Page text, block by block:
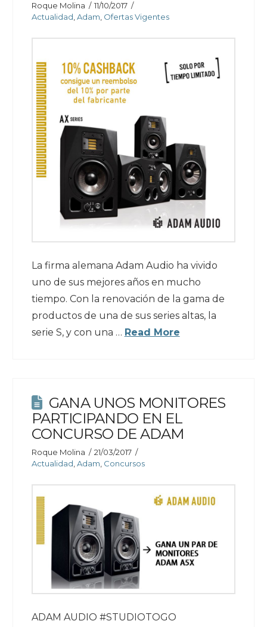
Roque Molina
11/10/2017
Actualidad Adam Ofertas Vigentes
La firma alemana Adam Audio ha vivido
uno de sus mejores años en mucho
tiempo. Con la renovación de la gama de
productos de una de sus series altas, la
serie S, y con una … Read More
GANA UNOS MONITORES
PARTICIPANDO EN EL
CONCURSO DE ADAM
Roque Molina
21/03/2017
Actualidad Adam Concursos
ADAM AUDIO #STUDIOTOGO